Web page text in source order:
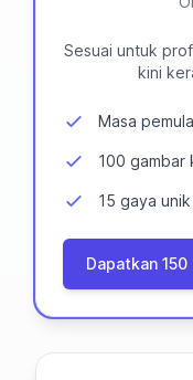
Sesuai untuk
kini
Masa
100 gambar
15 gaya unik
Dapatkan